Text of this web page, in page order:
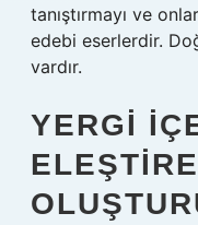
tanıştırmayı ve
edebi eserlerdir.
vardır.
YERGI